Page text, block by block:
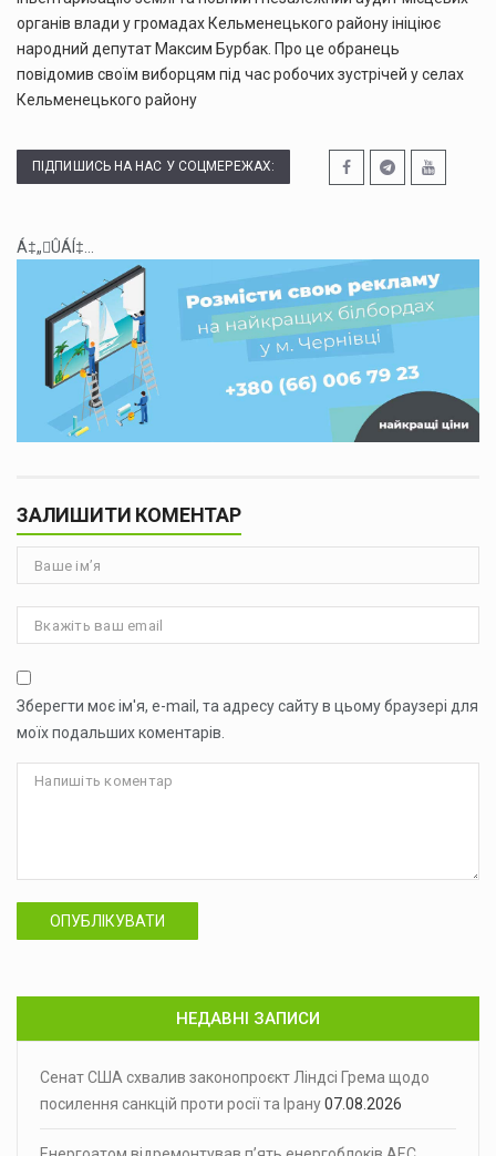
органів влади у громадах Кельменецького району ініціює
народний депутат Максим Бурбак. Про це обранець
повідомив своїм виборцям під час робочих зустрічей у селах
Кельменецького району
ПІДПИШИСЬ НА НАС У СОЦМЕРЕЖАХ:
Á‡„ÛÁÍ‡...
ЗАЛИШИТИ КОМЕНТАР
Зберегти моє ім'я, e-mail, та адресу сайту в цьому браузері для
моїх подальших коментарів.
ОПУБЛІКУВАТИ
НЕДАВНІ ЗАПИСИ
Сенат США схвалив законопроєкт Ліндсі Грема щодо
посилення санкцій проти росії та Ірану07.08.2026